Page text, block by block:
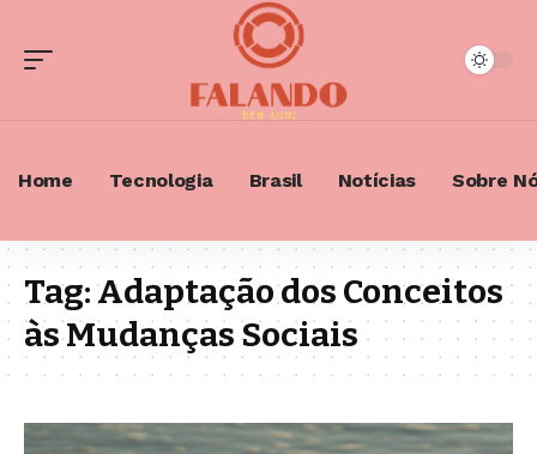
Home Tecnologia Brasil Notícias Sobre
Tag:Adaptação dos Conceitos
às Mudanças Sociais